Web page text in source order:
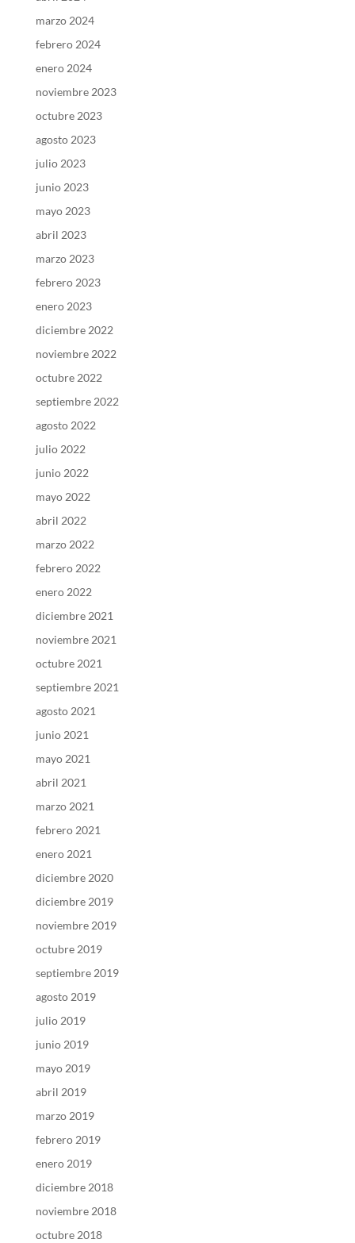
marzo 2024
febrero 2024
enero 2024
noviembre 2023
octubre 2023
agosto 2023
julio 2023
junio 2023
mayo 2023
abril 2023
marzo 2023
febrero 2023
enero 2023
diciembre 2022
noviembre 2022
octubre 2022
septiembre 2022
agosto 2022
julio 2022
junio 2022
mayo 2022
abril 2022
marzo 2022
febrero 2022
enero 2022
diciembre 2021
noviembre 2021
octubre 2021
septiembre 2021
agosto 2021
junio 2021
mayo 2021
abril 2021
marzo 2021
febrero 2021
enero 2021
diciembre 2020
diciembre 2019
noviembre 2019
octubre 2019
septiembre 2019
agosto 2019
julio 2019
junio 2019
mayo 2019
abril 2019
marzo 2019
febrero 2019
enero 2019
diciembre 2018
noviembre 2018
octubre 2018